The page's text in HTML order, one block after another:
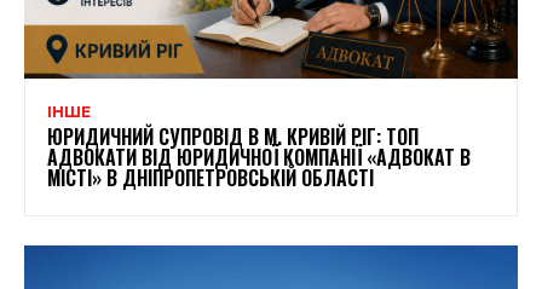
ІНШЕ
ЮРИДИЧНИЙ СУПРОВІД В М. КРИВІЙ РІГ: ТОП
АДВОКАТИ ВІД ЮРИДИЧНОЇ КОМПАНІЇ «АДВОКАТ В
МІСТІ» В ДНІПРОПЕТРОВСЬКІЙ ОБЛАСТІ